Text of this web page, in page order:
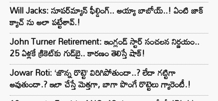
Will Jacks: సూపర్‌మ్యాన్ ఫీల్డింగ్.. అయ్యా బాబోయ్..! ఏంటి జాక్
క్యాచ్ ను అలా పట్టేశావ్.!
John Turner Retirement: ఇంగ్లండ్ స్టార్ సంచలన నిర్ణయం..
25 ఏళ్లకే క్రికెట్‌కు గుడ్‌బై.. కారణం తెలిస్తే షాక్!
Jowar Roti: ‘జొన్న రొట్టె’ విరిగిపోతుందా..? లేదా గట్టిగా
అవుతుందా.? ఇలా చేస్తే మెత్తగా, బాగా పొంగే రొట్టెలు గ్యారెంటీ.!